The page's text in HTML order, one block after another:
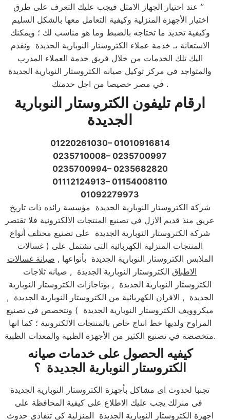
” عند اختيار الجهاز الامثل فيجب عليك التعرف على طرق
اختيار الأجهزة المنزلية وكيفية التعامل معها بالشكل السليم
وكيفية تحديد ما تحتاجه بالضبط وما هو مناسب لك ؛ ويمكنك
الاستعانة بـ خدمة عملاء الكتروستار النوبارية الجديدة ونقدم
اليك تلك الخدمات من خلال فريق خدمة العملاء المدرب
والمتواجد في مركز توكيل صيانه الكتروستار النوبارية الجديدة
في مصر خصيصا من اجل خدمتك.​
ارقام تليفون الكتروستار النوبارية
الجديدة
01220261030– 01010916814
0235710008– 0235700997
0235700994– 0235682820
01112124913– 01154008110
01092279973
شركة الكتروستار النوبارية الجديدة مؤسسة رائده ذات تاريخ
عريق منذ قديم الازل في تصنيع المنتجات الالكترونية فلا تقتصر
شركة الكتروستار النوبارية الجديدة على تصنيع مختلف أنواع
المنتجات المنزلية الكهربائية التى تشتمل على ( غسالات
الملابس الكتروستار النوبارية الجديدة بأنواعها , صيانة غسالات
الاطباق الكتروستار النوبارية الجديدة , صيانه ثلاجات
الكتروستار النوبارية الجديدة , بوتاجازات الكتروستار النوبارية
الجديدة , الافران الكهربائية من الكتروستار النوبارية الجديدة ,
ميكروويف الكتروستار النوبارية الجديدة ) ونتخصص في تصنيع
المراوح ولديها خط انتاج خاص بالمنتجات الالكترونية ؛ كما انها
متخصصة في تصنيع الكثير من الأجهزة الطبية والمعدات الطبية.​
كيفيه الحصول على خدمات صيانه
الكتروستار النوبارية الجديدة ؟
تجنبا لحدوث اى مشاكل بأجهزة الكتروستار النوبارية الجديدة
فى منزلك يجب عليك الاطلاع على كيفية المحافظة على
اجهزة الكتروستار النوبارية الجديدة المنزلية كى تتفادي حدوث